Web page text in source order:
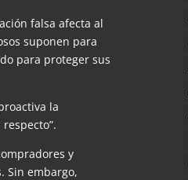
falsa afecta al
suponen para
para proteger sus
la
y
Sin embargo,